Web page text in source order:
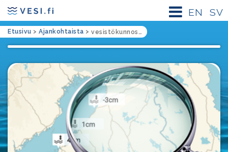
SV
EN
Etusivu > Ajankohtaista > vesistökunnostuksen rahoitus